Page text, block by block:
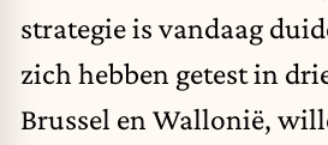
strategie is vandaag
zich hebben getest in
Brussel en Wallonië,